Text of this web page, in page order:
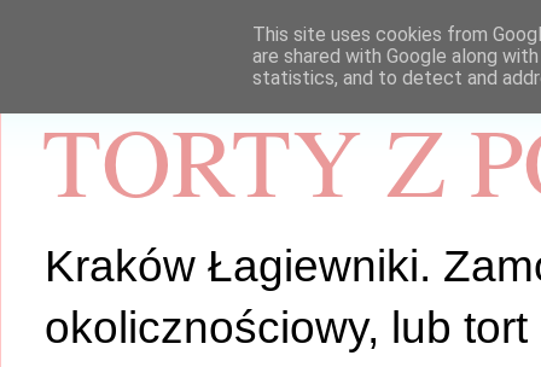
TORTY Z
Kraków Łagiewniki.
okolicznościowy, lub tort
This site uses cookies from
are shared with Google along
statistics, and to detect and